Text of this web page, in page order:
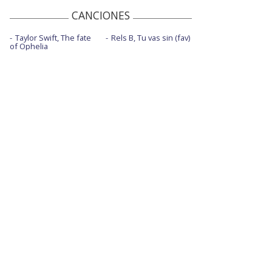
CANCIONES
Taylor Swift, The fate
of Ophelia
Rels B, Tu vas sin (fav)